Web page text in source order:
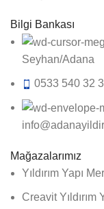
Bilgi Bankası
Seyhan/Adana
0533 540 32
Mağazalarımız
Yıldırım Yapı
Creavit Yıldırım